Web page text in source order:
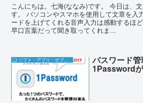
こんにちは。七海(ななみ)です。 今日は、
す。 パソコンやスマホを使用して文章を入
ードを上げてくれる音声入力は感動するほ
早口言葉だって聞き取ってくれま...
❏ ソフト・アプリ・サブスク パスワード管
1Password